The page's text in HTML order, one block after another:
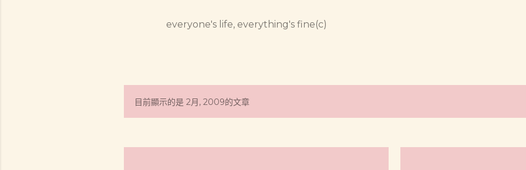
everyone's life, everything's fine(c)
發
目前顯示的是 2月, 2009的文章